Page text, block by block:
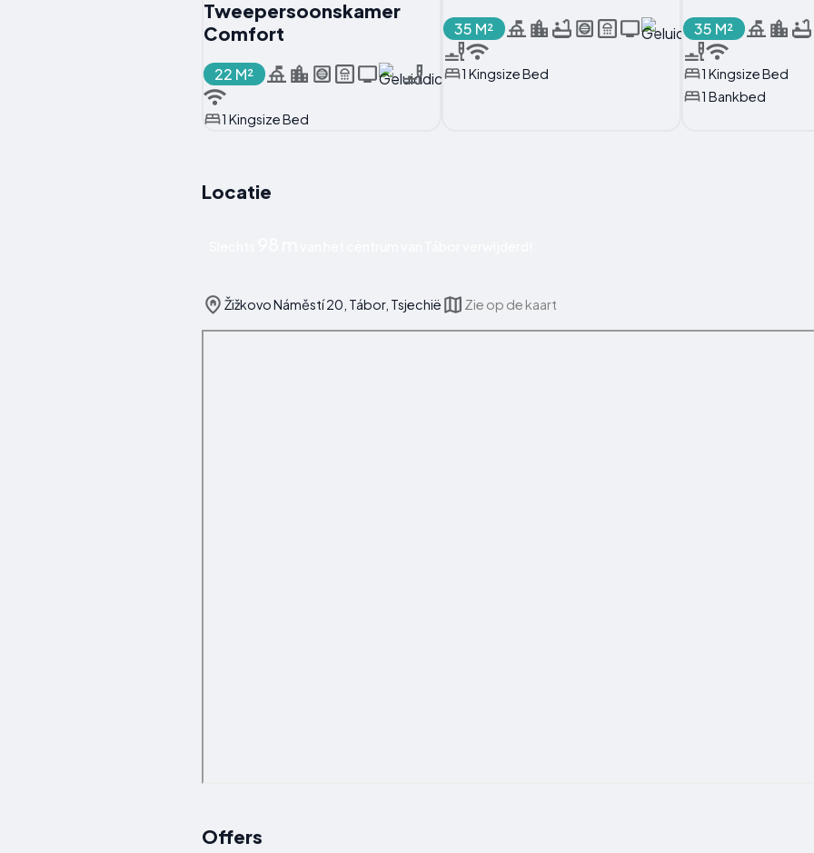
Tweepersoonskamer
Comfort
22 M²
1 Kingsize Bed
35 M²
1 Kingsize Bed
35 M²
1 Kingsize Bed
1 Bankbed
Locatie
Žižkovo Náměstí 20, Tábor, Tsjechië Zie op de kaart
Offers